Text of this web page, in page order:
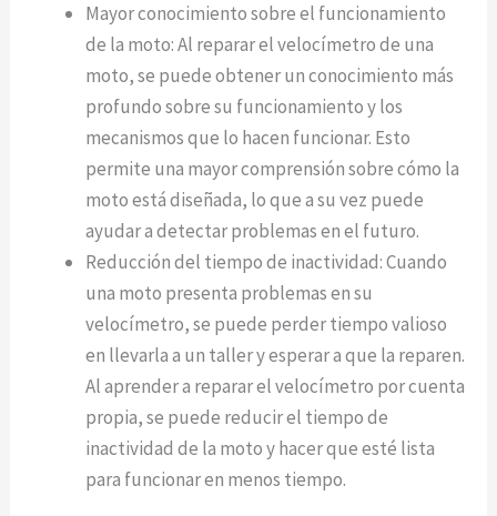
Mayor conocimiento sobre el funcionamiento
de la moto: Al reparar el velocímetro de una
moto, se puede obtener un conocimiento más
profundo sobre su funcionamiento y los
mecanismos que lo hacen funcionar. Esto
permite una mayor comprensión sobre cómo la
moto está diseñada, lo que a su vez puede
ayudar a detectar problemas en el futuro.
Reducción del tiempo de inactividad: Cuando
una moto presenta problemas en su
velocímetro, se puede perder tiempo valioso
en llevarla a un taller y esperar a que la reparen.
Al aprender a reparar el velocímetro por cuenta
propia, se puede reducir el tiempo de
inactividad de la moto y hacer que esté lista
para funcionar en menos tiempo.